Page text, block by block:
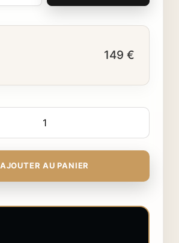
149 €
AJOUTER AU PANIER